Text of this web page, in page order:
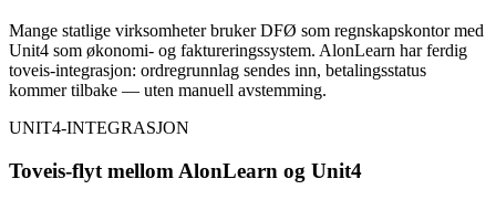
Mange statlige virksomheter bruker DFØ som regnskapskontor med
Unit4 som økonomi- og faktureringssystem. AlonLearn har ferdig
toveis-integrasjon: ordregrunnlag sendes inn, betalingsstatus
kommer tilbake — uten manuell avstemming.
UNIT4-INTEGRASJON
Toveis-flyt mellom AlonLearn og Unit4